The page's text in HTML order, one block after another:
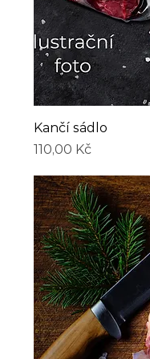
Kančí sádlo
Cena
110,00 Kč